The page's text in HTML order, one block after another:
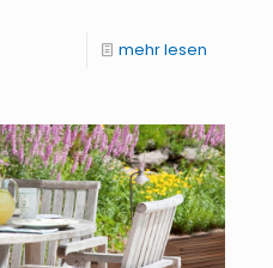
mehr lesen